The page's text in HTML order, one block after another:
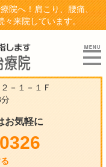
院へ！肩こり、腰痛、
々来院しています。
－１－１Ｆ
お気軽に